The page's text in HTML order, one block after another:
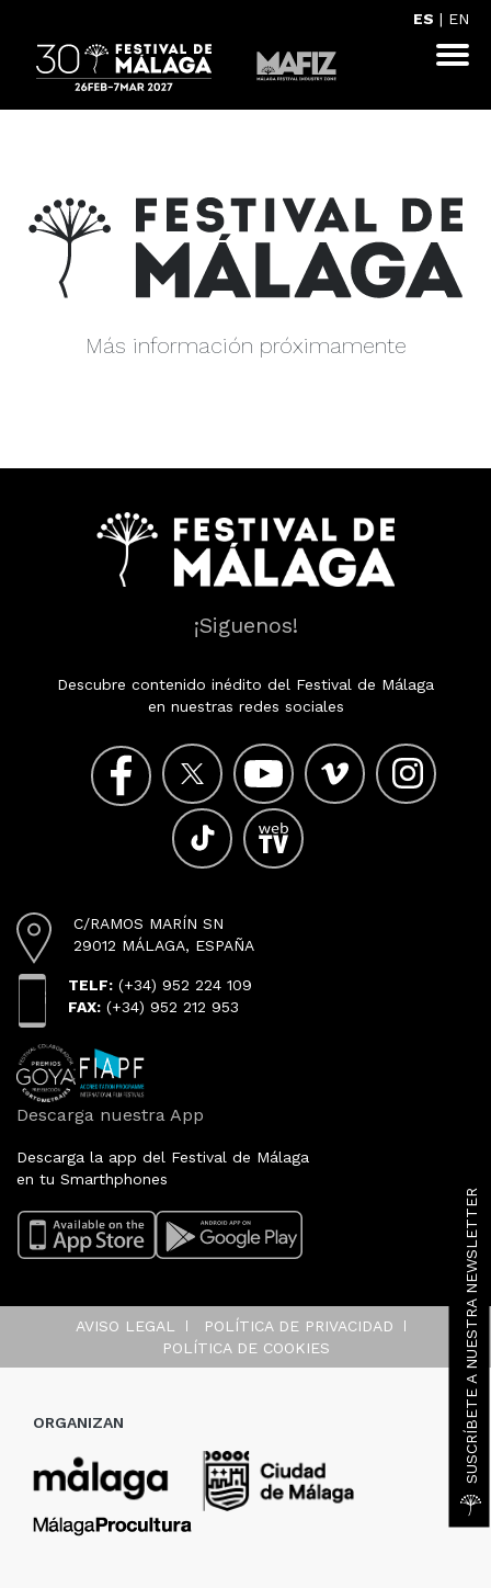
SUSCRÍBETE A NUESTRA NEWSLETTER
ES | EN
Más información próximamente
¡Siguenos!
Descubre contenido inédito del Festival de Málaga
en nuestras redes sociales
C/RAMOS MARÍN SN
29012 MÁLAGA, ESPAÑA
TELF: (+34) 952 224 109
FAX: (+34) 952 212 953
Descarga nuestra App
Descarga la app del Festival de Málaga
en tu Smarthphones
AVISO LEGAL
POLÍTICA DE PRIVACIDAD
POLÍTICA DE COOKIES
ORGANIZAN